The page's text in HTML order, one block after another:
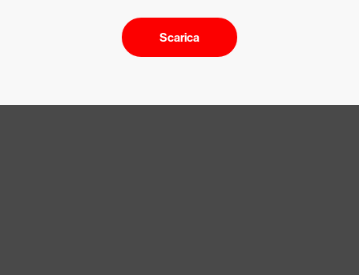
Scarica